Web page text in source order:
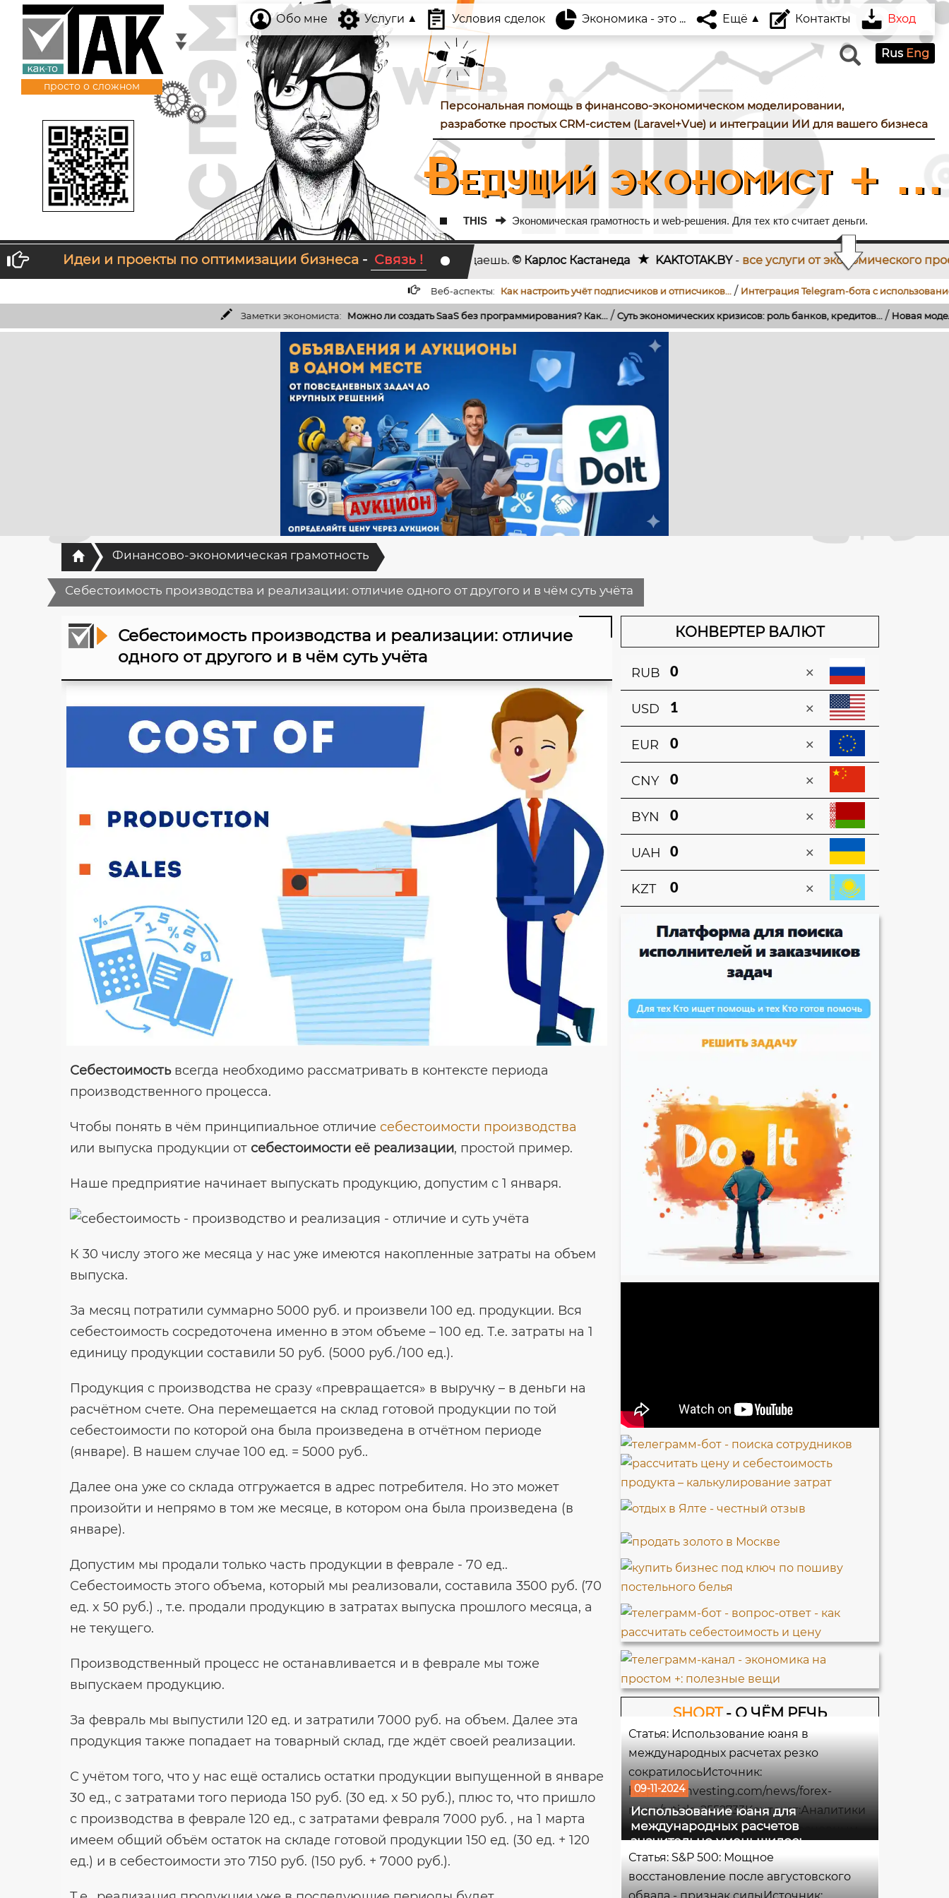
просто о сложном
Ведущий экономист + ...
THIS Экономическая грамотность и web-решения. Для тех кто считает деньги.
Персональная помощь в финансово-экономическом моделировании,
разработке простых CRM-систем (Laravel+Vue) и интеграции ИИ для вашего бизнеса
Rus Eng
Обо мне Услуги Условия сделок Экономика - это ... Ещё Контакты Вход
Идеи и проекты по оптимизации бизнеса - Связь !
не нравится то, что ты получаешь, измени то, что ты даешь. © Карлос Кастанеда KAKTOTAK.BY-все услуги от экономического проектирования до
Как настроить учёт подписчиков и отписчиков.../Интеграция Telegram-бота с использованием.../Как
Заметки экономиста: Можно ли создать SaaS без программирования? Как.../Суть экономических кризисов: роль банков, кредитов.../Новая модель поиска работы и
ГлавнаяФинансово-экономическая грамотность
Себестоимость производства и реализации: отличие одного от другого и в чём суть учёта
Себестоимость производства и реализации: отличие
одного от другого и в чём суть учёта
Себестоимостьвсегда необходимо рассматривать в контексте периода
производственного процесса.
Чтобы понять в чём принципиальное отличие себестоимости производства
или выпуска продукции от себестоимости её реализации, простой пример.
Наше предприятие начинает выпускать продукцию, допустим с 1 января.
К 30 числу этого же месяца у нас уже имеются накопленные затраты на объем
выпуска.
За месяц потратили суммарно 5000 руб. и произвели 100 ед. продукции. Вся
себестоимость сосредоточена именно в этом объеме – 100 ед. Т.е. затраты на 1
единицу продукции составили 50 руб. (5000 руб./100 ед.).
Продукция с производства не сразу «превращается» в выручку – в деньги на
расчётном счете. Она перемещается на склад готовой продукции по той
себестоимости по которой она была произведена в отчётном периоде
(январе). В нашем случае 100 ед. = 5000 руб..
Далее она уже со склада отгружается в адрес потребителя. Но это может
произойти и непрямо в том же месяце, в котором она была произведена (в
январе).
Допустим мы продали только часть продукции в феврале - 70 ед..
Себестоимость этого объема, который мы реализовали, составила 3500 руб. (70
ед. x 50 руб.) ., т.е. продали продукцию в затратах выпуска прошлого месяца, а
не текущего.
Производственный процесс не останавливается и в феврале мы тоже
выпускаем продукцию.
За февраль мы выпустили 120 ед. и затратили 7000 руб. на объем. Далее эта
продукция также попадает на товарный склад, где ждёт своей реализации.
С учётом того, что у нас ещё остались остатки продукции выпущенной в январе
30 ед., с затратами того периода 150 руб. (30 ед. x 50 руб.), плюс то, что пришло
с производства в феврале 120 ед., с затратами февраля 7000 руб. , на 1 марта
имеем общий объём остаток на складе готовой продукции 150 ед. (30 ед. + 120
ед.) и в себестоимости это 7150 руб. (150 руб. + 7000 руб.).
КОНВЕРТЕР ВАЛЮТ
RUB ×
USD ×
EUR ×
CNY ×
BYN ×
UAH ×
KZT ×
SHORT- О ЧЁМ РЕЧЬ
Статья: Использование юаня в
международных расчетах резко
сократилосьИсточник:
https://ru.investing.com/news/forex-
news/article-2552733Контекст:Аналитики
не уверены, что могло стать основным
юаня, которое было интенсивным в
09-11-2024
Использование юаня для
международных расчетов
значительно уменьшилось
Статья: S&P 500: Мощное
восстановление после августовского